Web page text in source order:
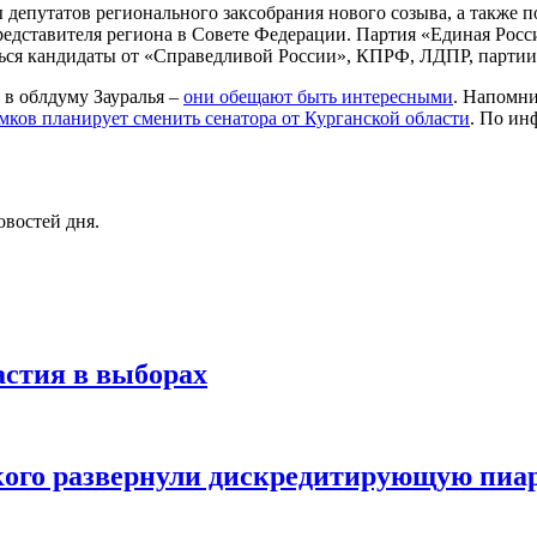
регионального заксобрания нового созыва, а
региона в Совете Федерации. Партия «Единая
кандидаты от «Справедливой России», КПРФ, ЛДПР,
облдуму Зауралья – они обещают быть интересными.
планирует сменить сенатора от Курганской области. По
дня.
в выборах
развернули дискредитирующую